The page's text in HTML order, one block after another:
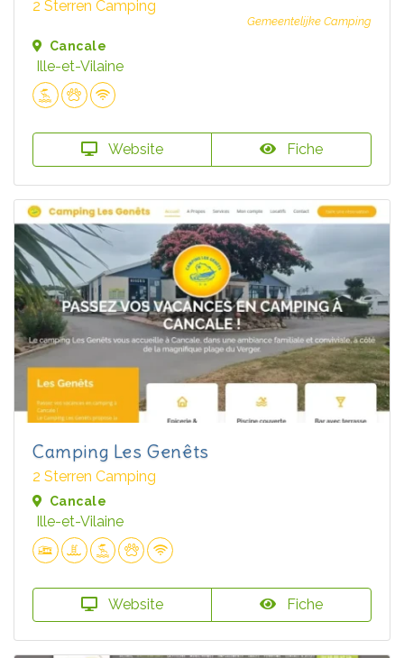
2 Sterren Camping
Gemeentelijke Camping
Cancale
Ille-et-Vilaine
Website Fiche
Camping Les Genêts
2 Sterren Camping
Cancale
Ille-et-Vilaine
Website Fiche